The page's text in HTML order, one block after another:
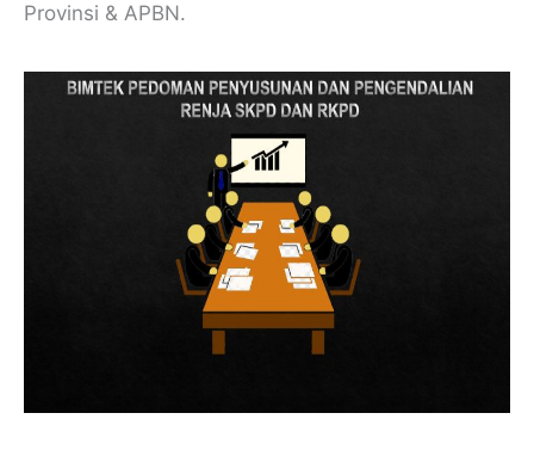
Provinsi & APBN.